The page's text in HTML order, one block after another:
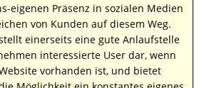
eigenen Präsenz in sozialen Medien
von Kunden auf diesem Weg.
einerseits eine gute Anlaufstelle
interessierte User dar, wenn
vorhanden ist, und bietet